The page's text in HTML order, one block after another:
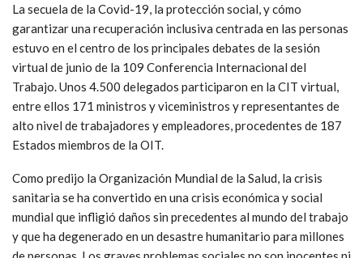
La secuela de la Covid-19, la protección social, y cómo
garantizar una recuperación inclusiva centrada en las personas
estuvo en el centro de los principales debates de la sesión
virtual de junio de la 109 Conferencia Internacional del
Trabajo. Unos 4.500 delegados participaron en la CIT virtual,
entre ellos 171 ministros y viceministros y representantes de
alto nivel de trabajadores y empleadores, procedentes de 187
Estados miembros de la OIT.
Como predijo la Organización Mundial de la Salud, la crisis
sanitaria se ha convertido en una crisis económica y social
mundial que infligió daños sin precedentes al mundo del trabajo
y que ha degenerado en un desastre humanitario para millones